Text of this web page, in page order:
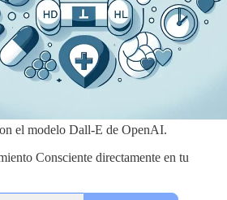
el modelo Dall-E de OpenAI.
Consciente directamente en tu